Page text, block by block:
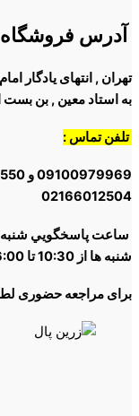
آدرس فروشگاه
تهران , انتهای یادگار
به استاد معین , بن بست
تلفن تماس :
02166012504
شنبه ها از 10:30 تا 16:00
برای مراجعه حضوری